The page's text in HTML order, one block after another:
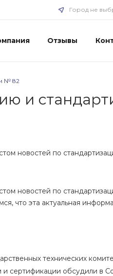
Город не
Отзывы
№ 82
и
новостей по
новостей по
что эта актуальная
технических
и сертификации обсудили в